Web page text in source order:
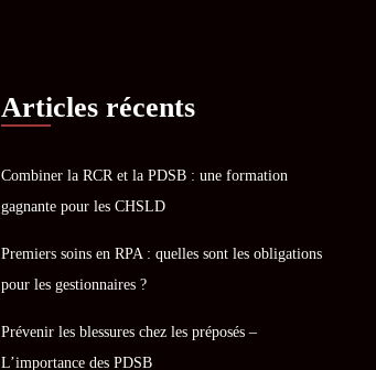
Articles récents
Combiner la RCR et la PDSB : une formation
gagnante pour les CHSLD
Premiers soins en RPA : quelles sont les obligations
pour les gestionnaires ?
Prévenir les blessures chez les préposés –
L’importance des PDSB